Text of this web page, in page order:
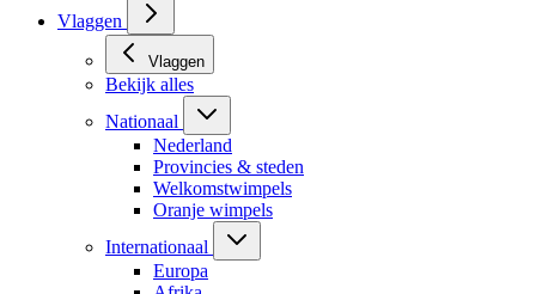
Vlaggen
Vlaggen
Bekijk alles
Nationaal
Nederland
Provincies & steden
Welkomstwimpels
Oranje wimpels
Internationaal
Europa